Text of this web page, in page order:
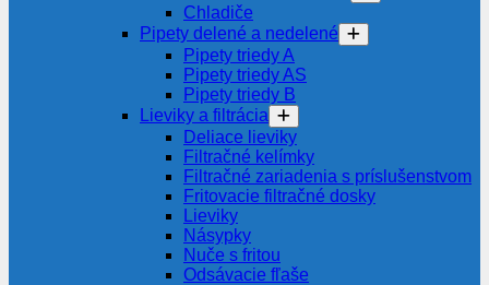
Chladiče
Pipety delené a nedelené
Pipety triedy A
Pipety triedy AS
Pipety triedy B
Lieviky a filtrácia
Deliace lieviky
Filtračné kelímky
Filtračné zariadenia s príslušenstvom
Fritovacie filtračné dosky
Lieviky
Násypky
Nuče s fritou
Odsávacie fľaše